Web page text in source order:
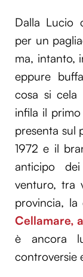
Dalla Lucio
per un
ma, intanto,
eppure
cosa si cela
infila il primo
presenta sul
1972 e il
anticipo
venturo, tra
provincia,
Cellamare,
è ancora
controversie